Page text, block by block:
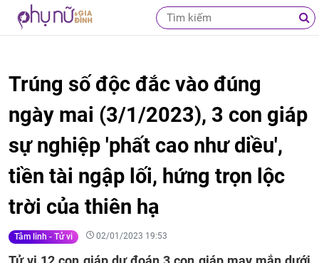
Trúng số độc đắc vào đúng
ngày mai (3/1/2023), 3 con giáp
sự nghiệp 'phất cao như diều',
tiền tài ngập lối, hứng trọn lộc
trời của thiên hạ
Tâm linh - Tử vi 02/01/2023 19:53